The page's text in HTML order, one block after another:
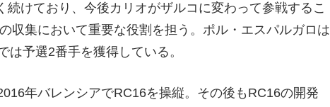
けており、今後カリオがザルコに変わって参戦するこ
収集において重要な役割を担う。ポル・エスパルガロは
予選2番手を獲得している。
年バレンシアでRC16を操縦。その後もRC16の開発